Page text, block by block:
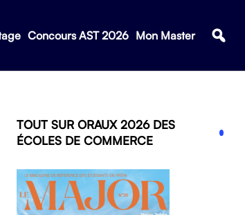
Concours AST 2026 Mon Master
TOUT SUR ORAUX 2026 DES
ÉCOLES DE COMMERCE